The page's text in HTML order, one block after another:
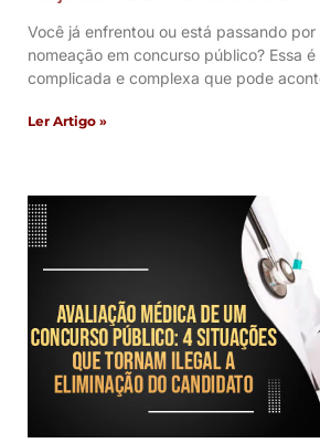
Você já enfrentou ou está passando
nomeação em concurso público? Essa
complicada e complexa que pode
Ler Artigo »